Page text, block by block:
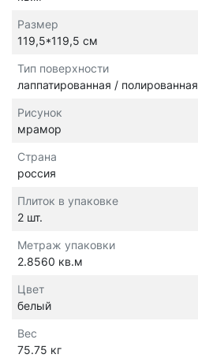
Размер
119,5*119,5 см
Тип поверхности
лаппатированная / полированная
Рисунок
мрамор
Страна
россия
Плиток в упаковке
2 шт.
Метраж упаковки
2.8560 кв.м
Цвет
белый
Вес
75.75 кг